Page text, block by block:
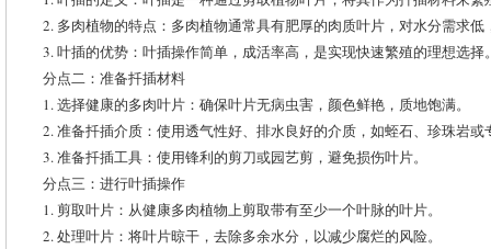
2. 多肉植物的特点：多肉植物通常具有肥厚的肉质叶片，对水分需求低
3. 叶插的优势：叶插操作简单，成活率高，是实现快速繁殖的理想选择
分点二：准备扦插材料
1. 选择健康的多肉叶片：确保叶片无病虫害，颜色鲜艳，质地饱满。
2. 准备扦插介质：使用透气性好、排水良好的介质，如蛭石、珍珠岩或
3. 准备扦插工具：使用锋利的剪刀或园艺剪，避免损伤叶片。
分点三：进行叶插操作
1. 剪取叶片：从健康多肉植物上剪取带有至少一个叶脉的叶片。
2. 处理叶片：将叶片晾干，去除多余水分，以减少腐烂的风险。